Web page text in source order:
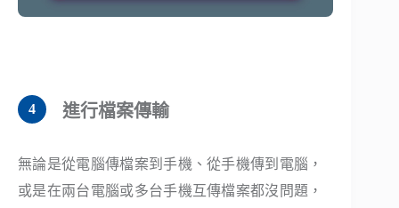
進行檔案傳輸
無論是從電腦傳檔案到手機、從手機傳到電腦，
或是在兩台電腦或多台手機互傳檔案都沒問題，